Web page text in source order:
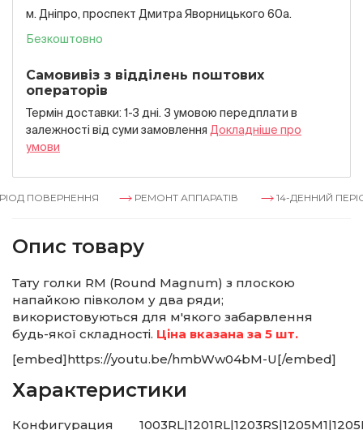
м. Дніпро, проспект Дмитра Яворницького 60а.
Безкоштовно
Самовивіз з відділень поштових
операторів
Термін доставки: 1-3 дні. З умовою передплати в
залежностi вiд суми замовлення Докладнiше про
умови
ПОВЕРНЕННЯ РЕМОНТ АППАРАТІВ 14-ДЕННИЙ
Опис товару
Тату голки RM (Round Magnum) з плоскою
напайкою півколом у два ряди;
використовуються для м'якого забарвлення
будь-якої складності. Ціна вказана за 5 шт.
[embed]https://youtu.be/hmbWw04bM-U[/embed]
Характеристики
Конфигурация